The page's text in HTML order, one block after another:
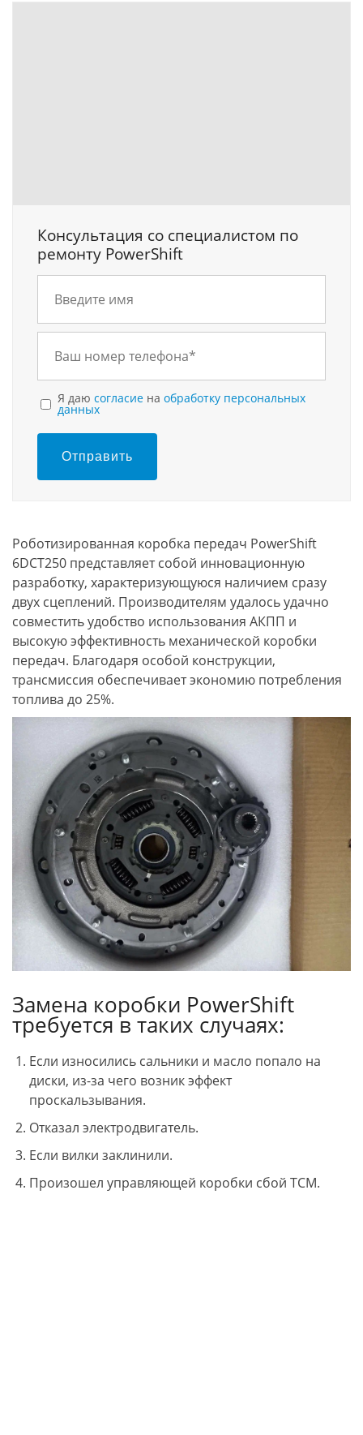
Консультация со специалистом по
ремонту PowerShift
Я даю согласие на обработку персональных
данных
Отправить
Роботизированная коробка передач PowerShift
6DCT250 представляет собой инновационную
разработку, характеризующуюся наличием сразу
двух сцеплений. Производителям удалось удачно
совместить удобство использования АКПП и
высокую эффективность механической коробки
передач. Благодаря особой конструкции,
трансмиссия обеспечивает экономию потребления
топлива до 25%.
Замена коробки PowerShift
требуется в таких случаях:
Если износились сальники и масло попало на
диски, из-за чего возник эффект
проскальзывания.
Отказал электродвигатель.
Если вилки заклинили.
Произошел управляющей коробки сбой ТСМ.